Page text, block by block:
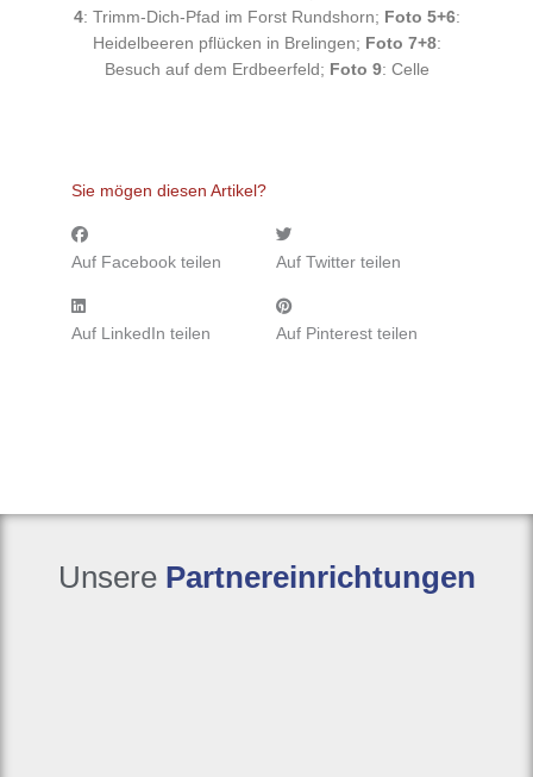
4: Trimm-Dich-Pfad im Forst Rundshorn; Foto 5+6:
Heidelbeeren pflücken in Brelingen; Foto 7+8:
Besuch auf dem Erdbeerfeld; Foto 9: Celle
Sie mögen diesen Artikel?
Auf Facebook teilen Auf Twitter teilen
Auf LinkedIn teilen Auf Pinterest teilen
Unsere Partnereinrichtungen